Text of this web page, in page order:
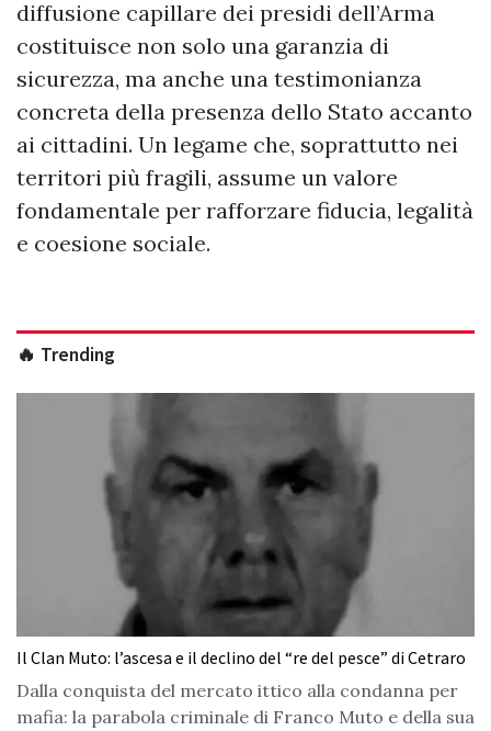
diffusione capillare dei presidi dell’Arma
costituisce non solo una garanzia di
sicurezza, ma anche una testimonianza
concreta della presenza dello Stato accanto
ai cittadini. Un legame che, soprattutto nei
territori più fragili, assume un valore
fondamentale per rafforzare fiducia, legalità
e coesione sociale.
🔥 Trending
Il Clan Muto: l’ascesa e il declino del “re del pesce” di Cetraro
Dalla conquista del mercato ittico alla condanna per
mafia: la parabola criminale di Franco Muto e della sua